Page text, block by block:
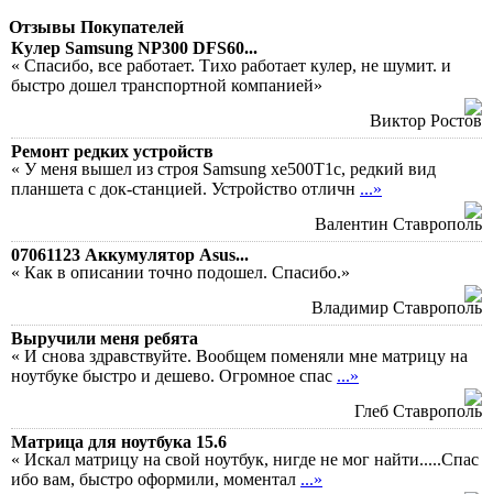
Отзывы Покупателей
Кулер Samsung NP300 DFS60...
« Спасибо, все работает. Тихо работает кулер, не шумит. и
быстро дошел транспортной компанией»
Виктор Ростов
Ремонт редких устройств
« У меня вышел из строя Samsung xe500T1c, редкий вид
планшета с док-станцией. Устройство отличн ...»
Валентин Ставрополь
07061123 Аккумулятор Asus...
« Как в описании точно подошел. Спасибо.»
Владимир Ставрополь
Выручили меня ребята
« И снова здравствуйте. Вообщем поменяли мне матрицу на
ноутбуке быстро и дешево. Огромное спас ...»
Глеб Ставрополь
Матрица для ноутбука 15.6
« Искал матрицу на свой ноутбук, нигде не мог найти.....Спас
ибо вам, быстро оформили, моментал ...»